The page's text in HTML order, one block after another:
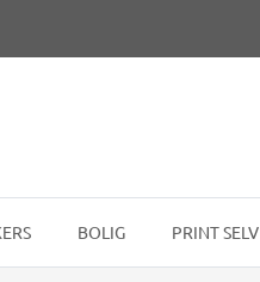
BOLIG PRINT SELV